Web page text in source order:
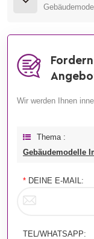
Wir werden Ihnen
Thema :
Gebäudemodelle
* DEINE E-MAIL:
TEL/WHATSAPP: